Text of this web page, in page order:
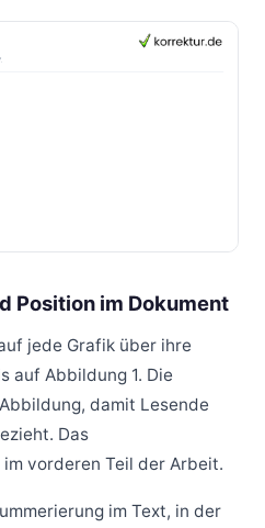
Position im Dokument
jede Grafik über ihre
auf Abbildung 1. Die
damit Lesende
Das
vorderen Teil der Arbeit.
im Text, in der